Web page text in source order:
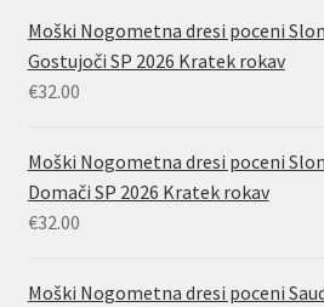
Moški Nogometna dresi poceni
Gostujoči SP 2026 Kratek rokav
€32.00
Moški Nogometna dresi poceni
Domači SP 2026 Kratek rokav
€32.00
Moški Nogometna dresi poceni